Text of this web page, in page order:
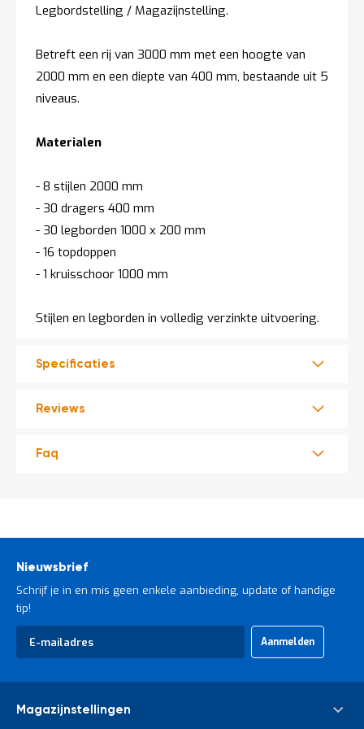
t
Mijn
account
Legbordstelling / Magazijnstelling.
Betreft een rij van 3000 mm met een hoogte van
2000 mm en een diepte van 400 mm, bestaande uit 5
niveaus.
Materialen
- 8 stijlen 2000 mm
- 30 dragers 400 mm
- 30 legborden 1000 x 200 mm
- 16 topdoppen
- 1 kruisschoor 1000 mm
Stijlen en legborden in volledig verzinkte uitvoering.
Specificaties
Reviews
Faq
Nieuwsbrief
Schrijf je in en mis geen enkele aanbieding, update of handige
tip!
Abonneer
op
Aanmelden
Magazijnstellingen